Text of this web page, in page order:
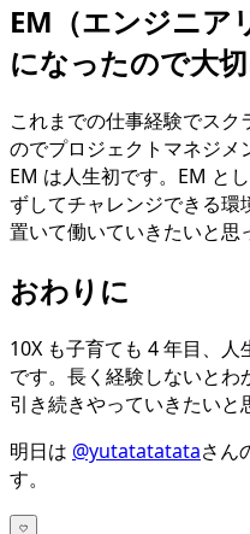
EM（エンジニア
になったので大
これまでの仕事経験でス
のでプロジェクトマネジメ
EM は人生初です。EM と
ずしてチャレンジできる環
置いて働いていきたいと思
おわりに
10X も子育ても 4 年目、
です。長く経験しないと
引き続きやっていきたいと
明日は @yutatatatataさん
す。